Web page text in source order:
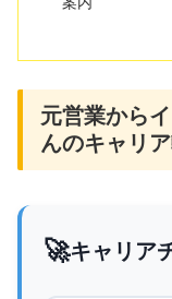
元営業から
んのキャリ
🚀キャリア